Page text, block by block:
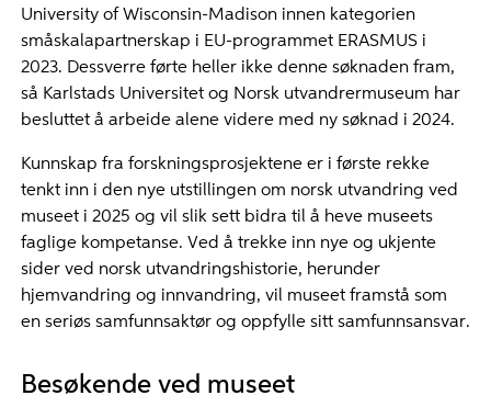
University of Wisconsin-Madison innen kategorien
småskalapartnerskap i EU-programmet ERASMUS i
2023. Dessverre førte heller ikke denne søknaden fram,
så Karlstads Universitet og Norsk utvandrermuseum har
besluttet å arbeide alene videre med ny søknad i 2024.
Kunnskap fra forskningsprosjektene er i første rekke
tenkt inn i den nye utstillingen om norsk utvandring ved
museet i 2025 og vil slik sett bidra til å heve museets
faglige kompetanse. Ved å trekke inn nye og ukjente
sider ved norsk utvandringshistorie, herunder
hjemvandring og innvandring, vil museet framstå som
en seriøs samfunnsaktør og oppfylle sitt samfunnsansvar.
Besøkende ved museet